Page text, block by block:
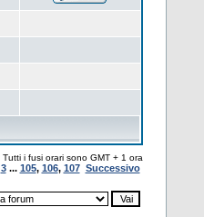
Tutti i fusi orari sono GMT + 1 ora
3... 105, 106, 107 Successivo